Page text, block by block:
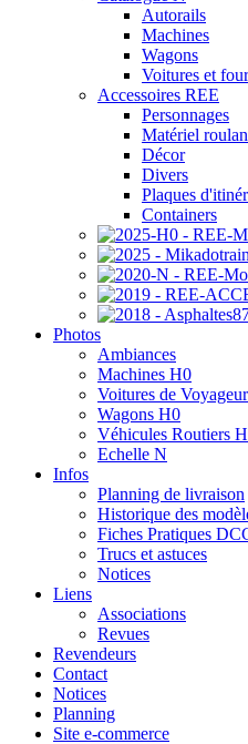
Autorails
Machines
Wagons
Voitures et
Accessoires REE
Personnages
Matériel
Décor
Divers
Plaques
Containers
Photos
Ambiances
Machines H0
Voitures de
Wagons H0
Véhicules Routiers
Echelle N
Infos
Planning de livraison
Historique des
Fiches Pratiques
Trucs et astuces
Notices
Liens
Associations
Revues
Revendeurs
Contact
Notices
Planning
Site e-commerce